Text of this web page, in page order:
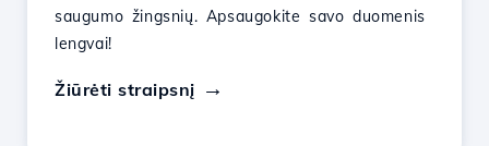
saugumo žingsnių. Apsaugokite savo duomenis
lengvai!
Žiūrėti straipsnį